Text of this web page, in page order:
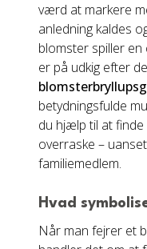
værd at markere
anledning kaldes
blomster spiller en
er på udkig efter
betydningsfulde
du hjælp til at
overraske –
familiemedlem.
Hvad
Når man fejrer et